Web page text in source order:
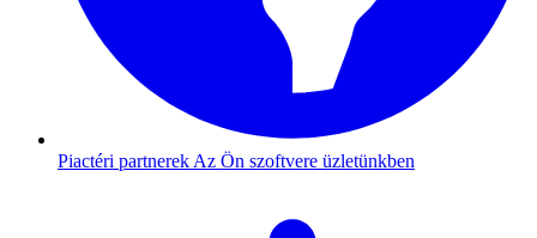
Piactéri partnerek Az Ön szoftvere üzletünkben